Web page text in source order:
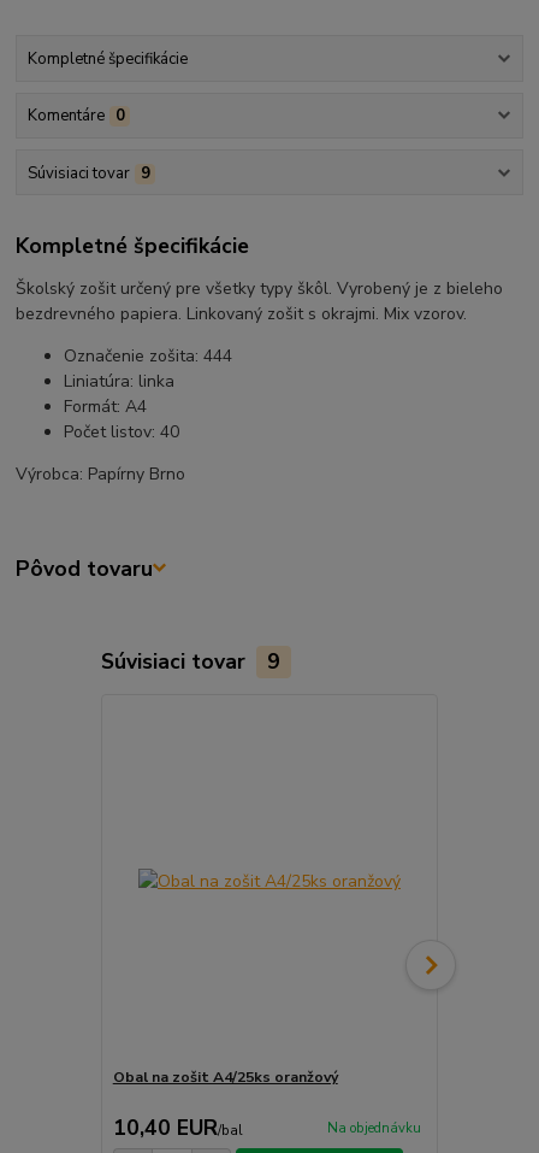
Kompletné špecifikácie
Komentáre 0
Súvisiaci tovar 9
Kompletné špecifikácie
Školský zošit určený pre všetky typy škôl. Vyrobený je z bieleho
bezdrevného papiera. Linkovaný zošit s okrajmi. Mix vzorov.
Označenie zošita: 444
Liniatúra: linka
Formát: A4
Počet listov: 40
Výrobca: Papírny Brno
Pôvod tovaru
Súvisiaci tovar 9
Obal na zošit A4/25ks oranžový
10,40 EUR/bal Na objednávku